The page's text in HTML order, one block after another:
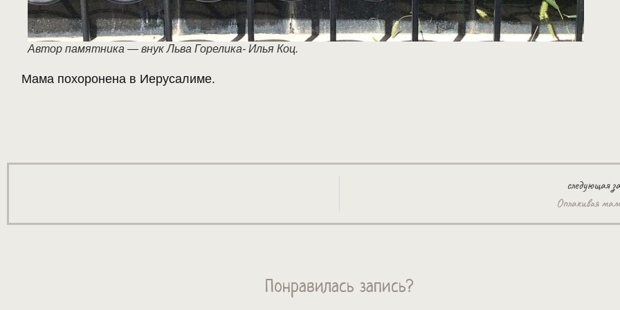
Автор памятника — внук Льва Горелика- Илья Коц.
Мама похоронена в Иерусалиме.
следующая
Оплакивая
Понравилась запись?